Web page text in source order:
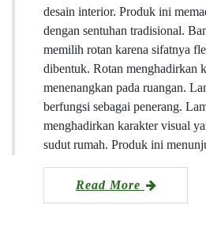
desain interior. Produk ini
dengan sentuhan tradisional.
memilih rotan karena sifatnya
dibentuk. Rotan menghadirkan
menenangkan pada ruangan.
berfungsi sebagai penerang.
menghadirkan karakter visual
sudut rumah. Produk ini
Read More